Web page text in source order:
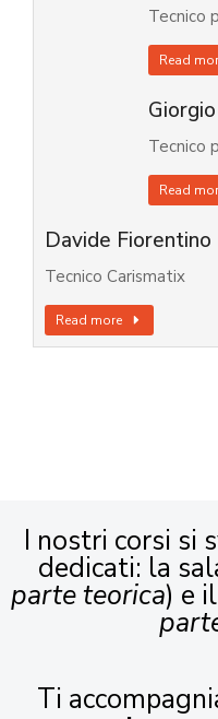
Tecnico
Read
Tecnico
Read
Davide Fiorentino
Tecnico Carismatix
Read more
I nostri corsi si
dedicati: la
parte teorica) e
Ti